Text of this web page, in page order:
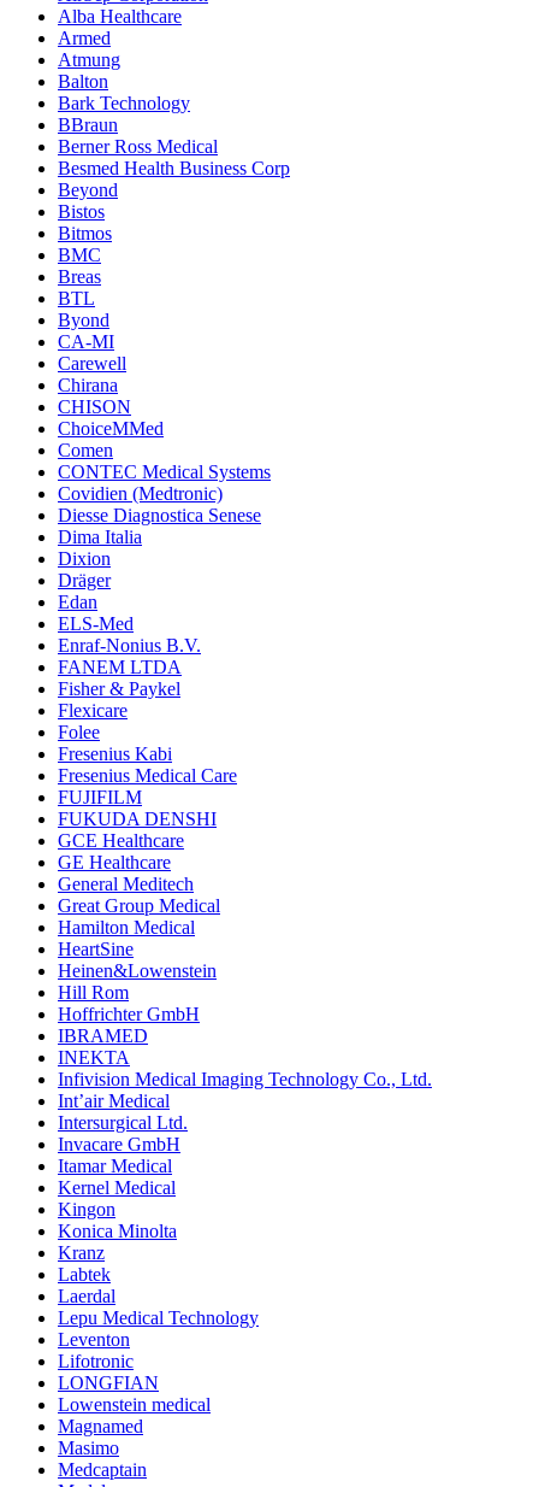
Alba Healthcare
Armed
Atmung
Balton
Bark Technology
BBraun
Berner Ross Medical
Besmed Health Business Corp
Beyond
Bistos
Bitmos
BMC
Breas
BTL
Byond
CA-MI
Carewell
Chirana
CHISON
ChoiceMMed
Comen
CONTEC Medical Systems
Covidien (Medtronic)
Diesse Diagnostica Senese
Dima Italia
Dixion
Dräger
Edan
ELS-Med
Enraf-Nonius B.V.
FANEM LTDA
Fisher & Paykel
Flexicare
Folee
Fresenius Kabi
Fresenius Medical Care
FUJIFILM
FUKUDA DENSHI
GCE Healthcare
GE Healthcare
General Meditech
Great Group Medical
Hamilton Medical
HeartSine
Heinen&Lowenstein
Hill Rom
Hoffrichter GmbH
IBRAMED
INEKTA
Infivision Medical Imaging Technology Co., Ltd.
Int’air Medical
Intersurgical Ltd.
Invacare GmbH
Itamar Medical
Kernel Medical
Kingon
Konica Minolta
Kranz
Labtek
Laerdal
Lepu Medical Technology
Leventon
Lifotronic
LONGFIAN
Lowenstein medical
Magnamed
Masimo
Medcaptain